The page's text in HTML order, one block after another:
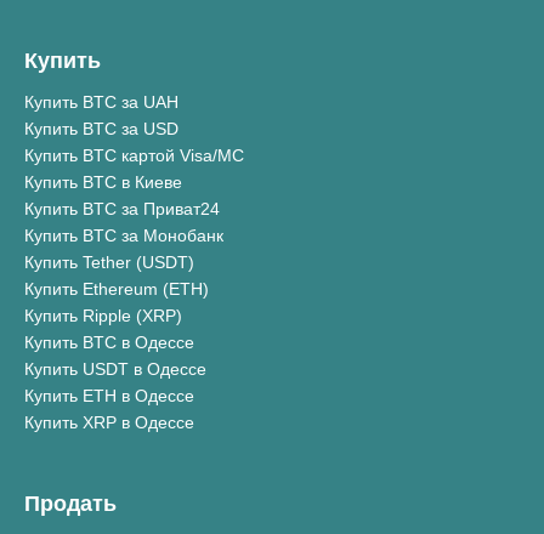
Купить
Купить BTC за UAH
Купить BTC за USD
Купить BTC картой Visa/MC
Купить BTC в Киеве
Купить BTC за Приват24
Купить BTC за Монобанк
Купить Tether (USDT)
Купить Ethereum (ETH)
Купить Ripple (XRP)
Купить BTC в Одессе
Купить USDT в Одессе
Купить ETH в Одессе
Купить XRP в Одессе
Продать